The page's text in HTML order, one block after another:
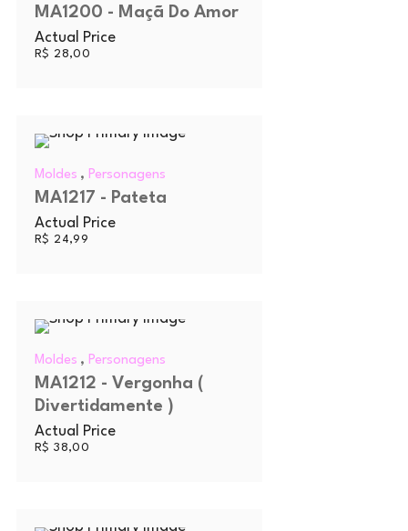
MA1200 - Maçã Do Amor
Actual Price
R$ 28,00
Moldes , Personagens
MA1217 - Pateta
Actual Price
R$ 24,99
Moldes , Personagens
MA1212 - Vergonha (
Divertidamente )
Actual Price
R$ 38,00